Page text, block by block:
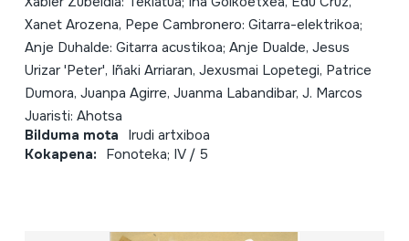
Xanet Arozena, Pepe Cambronero: Gitarra-elektrikoa;
Anje Duhalde: Gitarra acustikoa; Anje Dualde, Jesus
Urizar 'Peter', Iñaki Arriaran, Jexusmai Lopetegi, Patrice
Dumora, Juanpa Agirre, Juanma Labandibar, J. Marcos
Juaristi: Ahotsa
Bilduma mota Irudi artxiboa
Kokapena: Fonoteka; IV / 5